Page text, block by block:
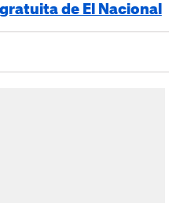
de El Nacional